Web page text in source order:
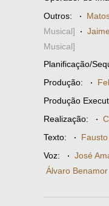
Outros: ·
Musical] ·
Musical]
Planificação/
Produção: ·
Produção
Realização: ·
Texto: ·
Voz: · José
Álvaro Benamor